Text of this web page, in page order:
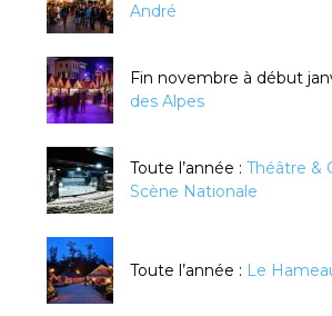
André
Fin novembre à début
des Alpes
Toute l’année : Théâtre &
Scène Nationale
Toute l’année : Le